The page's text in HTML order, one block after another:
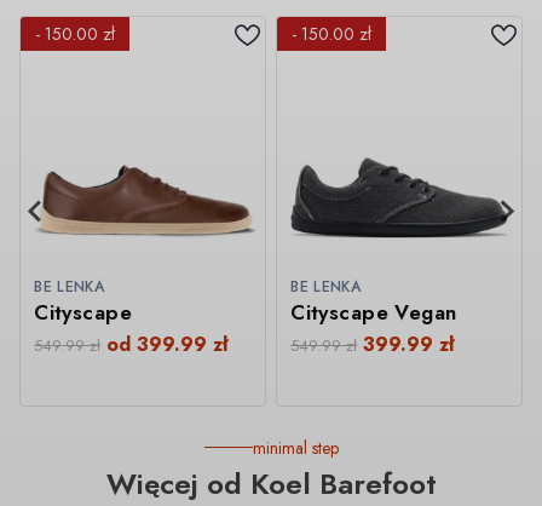
- 150.00 zł
BE LENKA
Cityscape
549.99zł od399.99zł
- 150.00 zł
BE LENKA
Cityscape Vegan
549.99zł 399.99zł
minimal step
Więcej od Koel Barefoot